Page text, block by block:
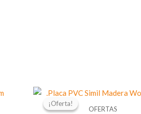
¡Oferta!
¡Oferta!
OFERTAS
El
original